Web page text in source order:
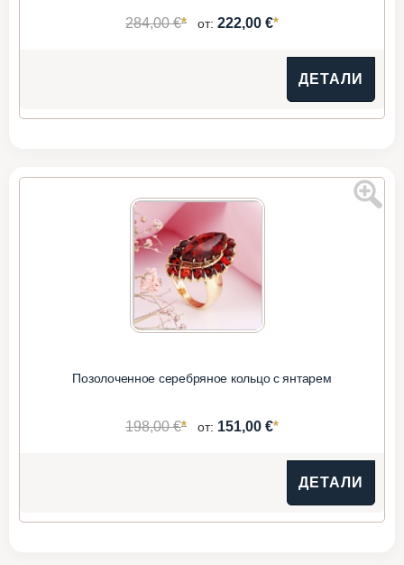
284,00 €* от: 222,00 €*
ДЕТАЛИ
Позолоченное серебряное кольцо с янтарем
198,00 €* от: 151,00 €*
ДЕТАЛИ